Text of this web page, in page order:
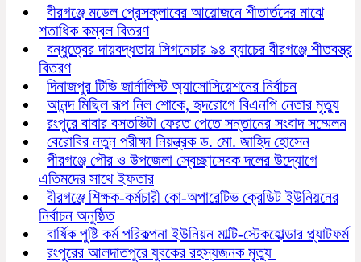
বীরগঞ্জে মডেল প্রেসক্লাবের আয়োজনে শীতার্তদের মাঝে
শতাধিক কম্বল বিতরণ
বন্ধুত্বের দায়বদ্ধতায় সিগনেচার ৯৪ ব্যাচের বীরগঞ্জে শীতবস্ত্র
বিতরণ
দিনাজপুর টিভি জার্নালিস্ট অ্যাসোসিয়েশনের নির্বাচন
আনন্দ মিছিল রূপ নিল শোকে, হৃদরোগে বিএনপি নেতার মৃত্যু
রংপুরে বাবার বসতভিটা ফেরত পেতে সন্তানের সংবাদ সম্মেলন
বেরোবির নতুন পরীক্ষা নিয়ন্ত্রক ড. মো. জাহিদ হোসেন
পীরগঞ্জে পৌর ও উপজেলা স্বেচ্ছাসেবক দলের উদ্যোগে
এতিমদের সাথে ইফতার
বীরগঞ্জে শিক্ষক-কর্মচারী কো-অপারেটিভ ক্রেডিট ইউনিয়নের
নির্বাচন অনুষ্ঠিত
বার্ষিক পুষ্টি কর্ম পরিকল্পনা ইউনিয়ন মাল্টি-স্টেকহোল্ডার প্ল্যাটফর্ম
রংপুরের আলদাতপুরে যুবকের রহস্যজনক মৃত্যু